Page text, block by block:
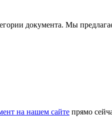
документа. Мы
на нашем сайте прямо